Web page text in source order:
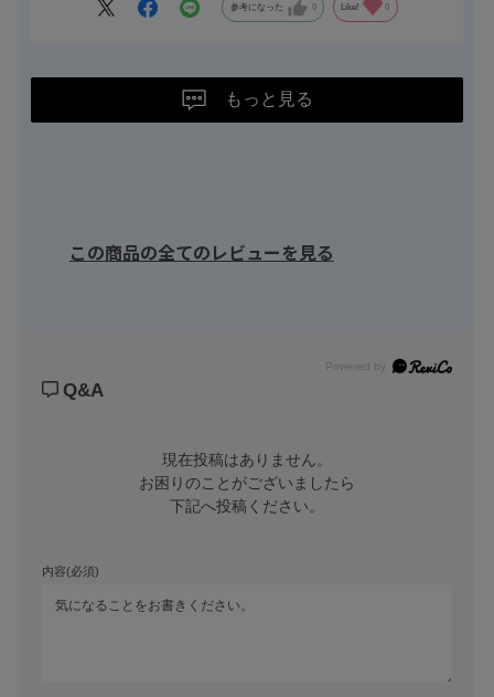
参考になった 0 Like! 0
もっと見る
この商品の全てのレビューを見る
Powered by
Q&A
現在投稿はありません。
お困りのことがございましたら
下記へ投稿ください。
内容(必須)